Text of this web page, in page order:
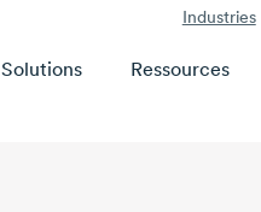
Industries
Solutions
Ressources